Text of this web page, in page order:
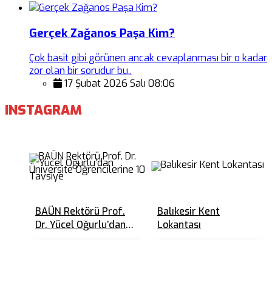
Gerçek Zağanos Paşa Kim?
Çok basit gibi görünen ancak cevaplanması bir o kadar
zor olan bir sorudur bu..
17 Şubat 2026 Salı 08:06
INSTAGRAM
BAÜN Rektörü Prof.
Dr. Yücel Oğurlu’dan
Balıkesir Kent
Lokantası